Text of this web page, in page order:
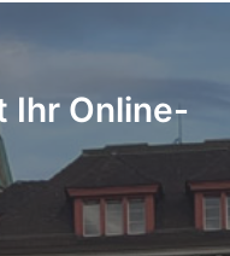
Ihr Online-